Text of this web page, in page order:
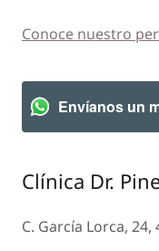
Conoce nuestro
Envíanos un
Clínica Dr.
C. García Lorca,